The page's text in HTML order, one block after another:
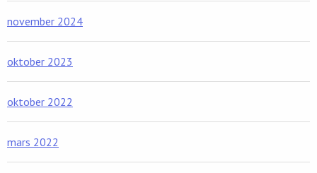
november 2024
oktober 2023
oktober 2022
mars 2022